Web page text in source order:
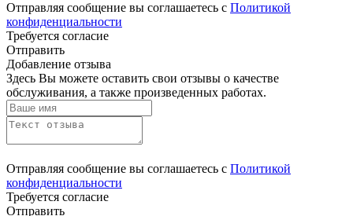
Отправляя сообщение вы соглашаетесь с Политикой
конфиденциальности
Требуется согласие
Отправить
Добавление отзыва
Здесь Вы можете оставить свои отзывы о качестве
обслуживания, а также произведенных работах.
Отправляя сообщение вы соглашаетесь с Политикой
конфиденциальности
Требуется согласие
Отправить